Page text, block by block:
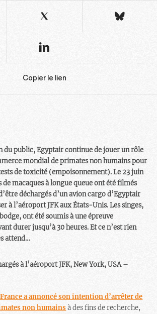
Copier le lien
du public, Egyptair continue de jouer un rôle
mondial de primates non humains pour
de toxicité (empoisonnement). Le 23 juin
de macaques à longue queue ont été filmés
déchargés d’un avion cargo d’Egyptair
à l’aéroport JFK aux États-Unis. Les singes,
ont été soumis à une épreuve
durer jusqu’à 30 heures. Et ce n’est rien
attend…
à l’aéroport JFK, New York, USA –
a annoncé son intention d’arrêter de
non humainsà des fins de recherche,